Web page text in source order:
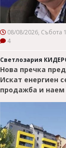
08/08/2026, Събота
4
Светлозария
Нова пречка
Искат енергиен
продажба и наем